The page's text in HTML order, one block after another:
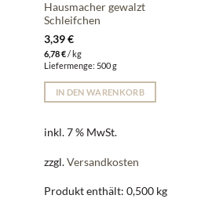
Hausmacher gewalzt
Schleifchen
3,39€
6,78€/kg
Liefermenge: 500 g
IN DEN WARENKORB
inkl. 7 % MwSt.
zzgl.Versandkosten
Produkt enthält: 0,500 kg